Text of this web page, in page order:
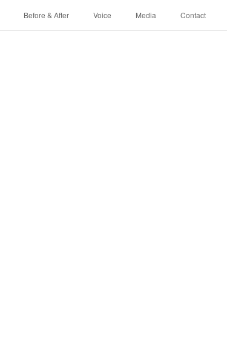
Before & After Voice Media Contact